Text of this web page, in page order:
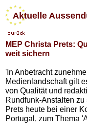
Aktuelle
MEP Christa Prets:
weit sichern
'In Anbetracht
Medienlandschaft gilt
von Qualität und
Rundfunk-Anstalten
Prets heute bei einer
Portugal, zum Thema